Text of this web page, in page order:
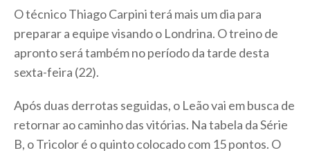
O técnico Thiago Carpini terá mais um dia para
preparar a equipe visando o Londrina. O treino de
apronto será também no período da tarde desta
sexta-feira (22).
Após duas derrotas seguidas, o Leão vai em busca de
retornar ao caminho das vitórias. Na tabela da Série
B, o Tricolor é o quinto colocado com 15 pontos. O